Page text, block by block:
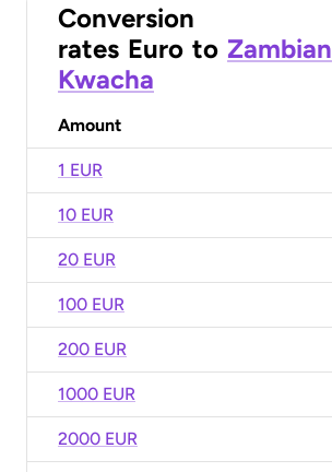
Conversion
rates Euro to Zambian
Kwacha
Amount
1 EUR
10 EUR
20 EUR
100 EUR
200 EUR
1000 EUR
2000 EUR